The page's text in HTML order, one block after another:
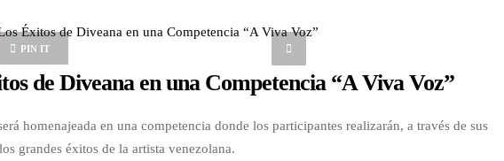
PIN IT
de Diveana en una Competencia “A Viva Voz”
homenajeada en una competencia donde los participantes realizarán, a través de sus
grandes éxitos de la artista venezolana.